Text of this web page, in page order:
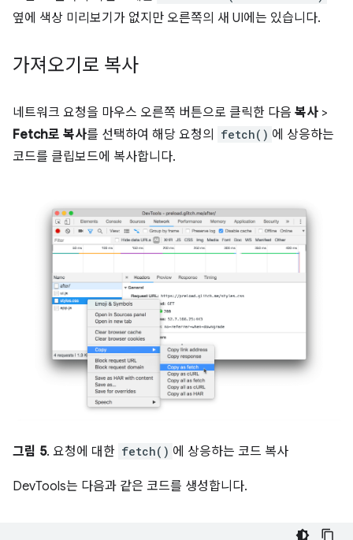
옆에 색상 미리보기가 없지만 오른쪽의 새 UI에는 있습니다.
가져오기로 복사
네트워크 요청을 마우스 오른쪽 버튼으로 클릭한 다음 복사 >
Fetch로 복사를 선택하여 해당 요청의 fetch() 에 상응하는
코드를 클립보드에 복사합니다.
그림 5. 요청에 대한 fetch() 에 상응하는 코드 복사
DevTools는 다음과 같은 코드를 생성합니다.